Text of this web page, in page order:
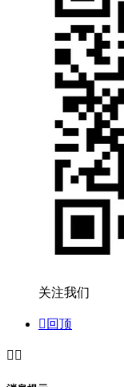
关注我们
 回顶
 